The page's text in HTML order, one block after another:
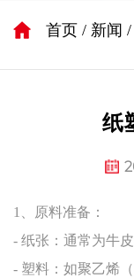
首页 / 新闻 /
纸
1、原料准备：
- 纸张：通常为牛
- 塑料：如聚乙烯